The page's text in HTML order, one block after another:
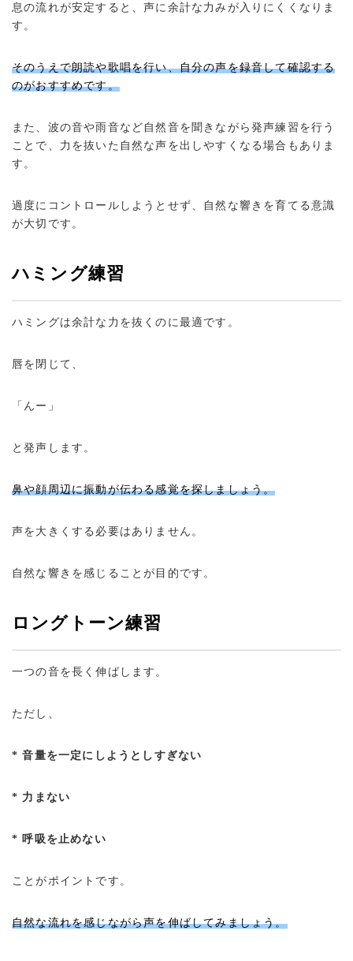
息の流れが安定すると、声に余計な力みが入りにくくなりま
す。
そのうえで朗読や歌唱を行い、自分の声を録音して確認する
のがおすすめです。
また、波の音や雨音など自然音を聞きながら発声練習を行う
ことで、力を抜いた自然な声を出しやすくなる場合もありま
す。
過度にコントロールしようとせず、自然な響きを育てる意識
が大切です。
ハミング練習
ハミングは余計な力を抜くのに最適です。
唇を閉じて、
「んー」
と発声します。
鼻や顔周辺に振動が伝わる感覚を探しましょう。
声を大きくする必要はありません。
自然な響きを感じることが目的です。
ロングトーン練習
一つの音を長く伸ばします。
ただし、
* 音量を一定にしようとしすぎない
* 力まない
* 呼吸を止めない
ことがポイントです。
自然な流れを感じながら声を伸ばしてみましょう。